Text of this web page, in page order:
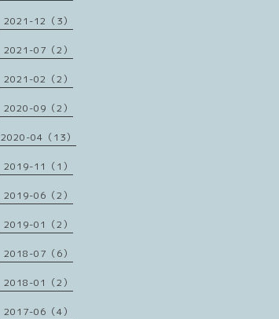
2021-12（3）
2021-07（2）
2021-02（2）
2020-09（2）
2020-04（13）
2019-11（1）
2019-06（2）
2019-01（2）
2018-07（6）
2018-01（2）
2017-06（4）